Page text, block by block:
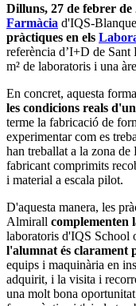
Dilluns, 27 de febrer de
Farmàcia d'IQS-
pràctiques en els
referència d’I+D de
m² de laboratoris i una
En concret, aquesta
les condicions reals
terme la fabricació de
experimentar com es
han treballat a la zona
fabricant comprimits
i material a escala pilot.
D'aquesta manera, les
Almirall complementen
laboratoris d'IQS School
l'alumnat és clarament
equips i maquinària en
adquirit, i la visita i
una molt bona